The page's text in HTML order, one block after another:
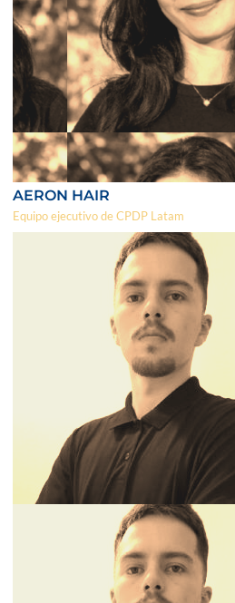
AERON HAIR
Equipo ejecutivo de CPDP Latam